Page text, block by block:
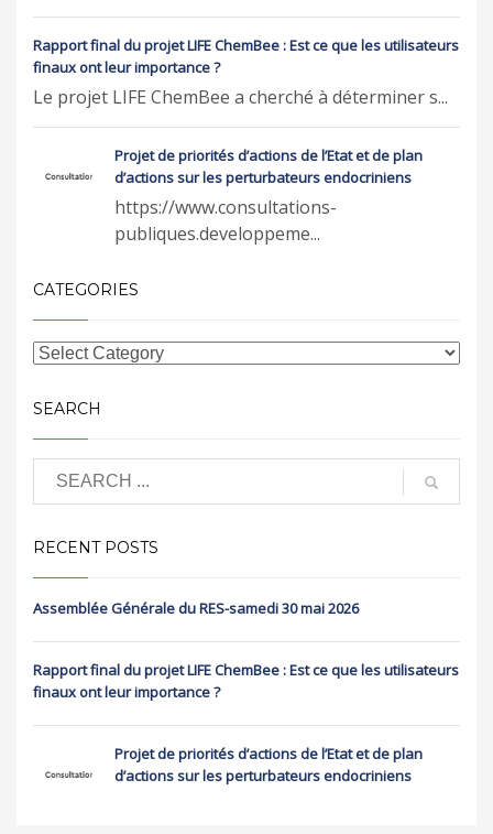
Rapport final du projet LIFE ChemBee : Est ce que les utilisateurs
finaux ont leur importance ?
Le projet LIFE ChemBee a cherché à déterminer s...
Projet de priorités d’actions de l’Etat et de plan
d’actions sur les perturbateurs endocriniens
https://www.consultations-
publiques.developpeme...
CATEGORIES
SEARCH
RECENT POSTS
Assemblée Générale du RES-samedi 30 mai 2026
Rapport final du projet LIFE ChemBee : Est ce que les utilisateurs
finaux ont leur importance ?
Projet de priorités d’actions de l’Etat et de plan
d’actions sur les perturbateurs endocriniens